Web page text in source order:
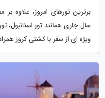
برترین تورهای امروز، علاوه
سال جاری همانند تور استانبول، تور
ویژه ای از سفر با کشتی کروز